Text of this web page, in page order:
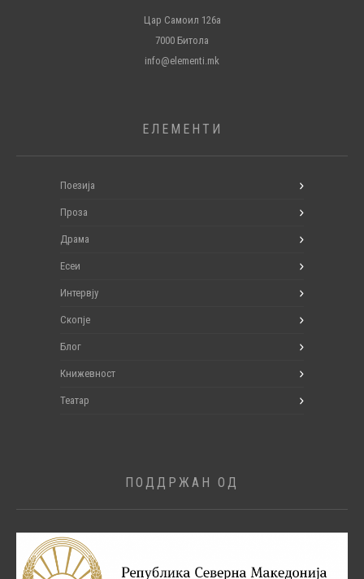
Цар Самоил 126а
7000 Битола
info@elementi.mk
ЕЛЕМЕНТИ
Поезија
Проза
Драма
Есеи
Интервју
Скопје
Блог
Книжевност
Театар
ПОДДРЖАН ОД